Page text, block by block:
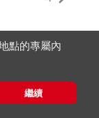
點的專屬內
繼續